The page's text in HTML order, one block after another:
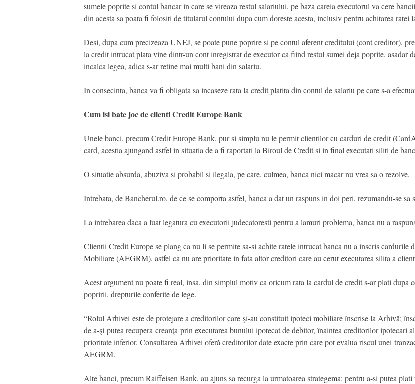
sumele poprite si contul bancar in care se vireaza restul salariului, pe baza careia executorul va cere
din acesta sa poata fi folositi de titularul contului dupa cum doreste acesta, inclusiv pentru achitarea ratei
Desi, dupa cum precizeaza UNEJ, se poate pune poprire si pe contul aferent creditului (cont creditor),
la credit intrucat plata vine dintr-un cont inregistrat de executor ca fiind restul sumei deja poprite, asadar
incalca legea, adica s-ar retine mai multi bani din salariu.
In consecinta, banca va fi obligata sa incaseze rata la credit platita din contul de salariu pe care s-a
Cum isi bate joc de clienti Credit Europe Bank
Unele banci, precum Credit Europe Bank, pur si simplu nu le permit clientilor cu carduri de credit
card, acestia ajungand astfel in situatia de a fi raportati la Biroul de Credit si in final executati siliti de
O situatie absurda, abuziva si probabil si ilegala, pe care, culmea, banca nici macar nu vrea sa o rezolve.
Intrebata, de Bancherul.ro, de ce se comporta astfel, banca a dat un raspuns in doi peri, rezumandu-se sa
La intrebarea daca a luat legatura cu executorii judecatoresti pentru a lamuri problema, banca nu a
Clientii Credit Europe se plang ca nu li se permite sa-si achite ratele intrucat banca nu a inscris
Mobiliare (AEGRM), astfel ca nu are prioritate in fata altor creditori care au cerut executarea silita a
Acest argument nu poate fi real, insa, din simplul motiv ca oricum rata la cardul de credit s-ar plati
popririi, drepturile conferite de lege.
“Rolul Arhivei este de protejare a creditorilor care şi-au constituit ipoteci mobiliare înscrise la Arhivă;
de a-şi putea recupera creanţa prin executarea bunului ipotecat de debitor, înaintea creditorilor ipotecari
prioritate inferior. Consultarea Arhivei oferă creditorilor date exacte prin care pot evalua riscul unei
AEGRM.
Alte banci, precum Raiffeisen Bank, au ajuns sa recurga la urmatoarea strategema: pentru a-si putea